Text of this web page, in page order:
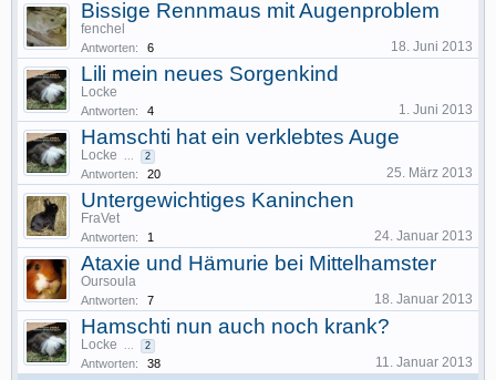
Bissige Rennmaus mit Augenproblem
fenchel
Antworten: 6 18. Juni 2013
Lili mein neues Sorgenkind
Locke
Antworten: 4 1. Juni 2013
Hamschti hat ein verklebtes Auge
Locke ... 2
Antworten: 20 25. März 2013
Untergewichtiges Kaninchen
FraVet
Antworten: 1 24. Januar 2013
Ataxie und Hämurie bei Mittelhamster
Oursoula
Antworten: 7 18. Januar 2013
Hamschti nun auch noch krank?
Locke ... 2
Antworten: 38 11. Januar 2013